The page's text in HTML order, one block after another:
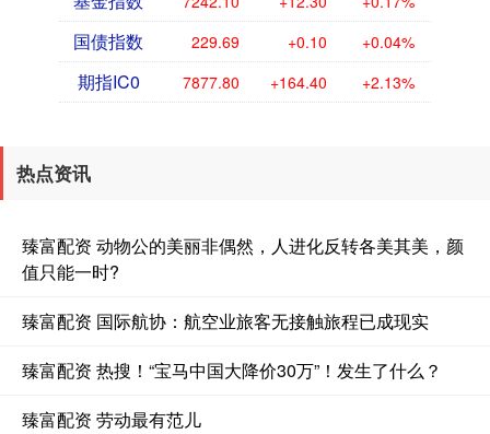
国债指数 229.69 +0.10 +0.04%
期指IC0 7877.80 +164.40 +2.13%
热点资讯
臻富配资 动物公的美丽非偶然，人进化反转各美其美，颜
值只能一时?
臻富配资 国际航协：航空业旅客无接触旅程已成现实
臻富配资 热搜！“宝马中国大降价30万”！发生了什么？
臻富配资 劳动最有范儿